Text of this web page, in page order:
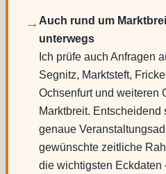
→ Auch rund um
unterwegs
Ich prüfe auch Anfragen
Segnitz, Marktsteft,
Ochsenfurt und weiteren
Marktbreit. Entscheidend
genaue
gewünschte zeitliche
die wichtigsten Eckdaten